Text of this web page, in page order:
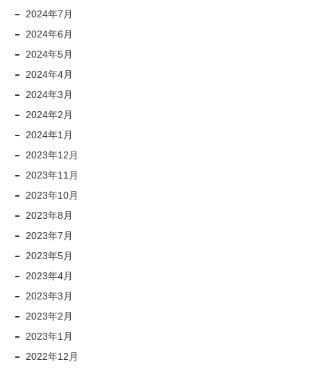
2024年7月
2024年6月
2024年5月
2024年4月
2024年3月
2024年2月
2024年1月
2023年12月
2023年11月
2023年10月
2023年8月
2023年7月
2023年5月
2023年4月
2023年3月
2023年2月
2023年1月
2022年12月